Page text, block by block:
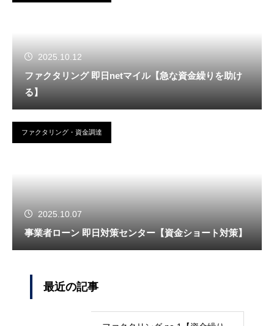
2025.10.12
ファクタリング 即日netマイル【急な資金繰りを助け
る】
ファクタリング・資金調達
2025.10.07
事業者ローン 即日対策センター【資金ショート対策】
最近の記事